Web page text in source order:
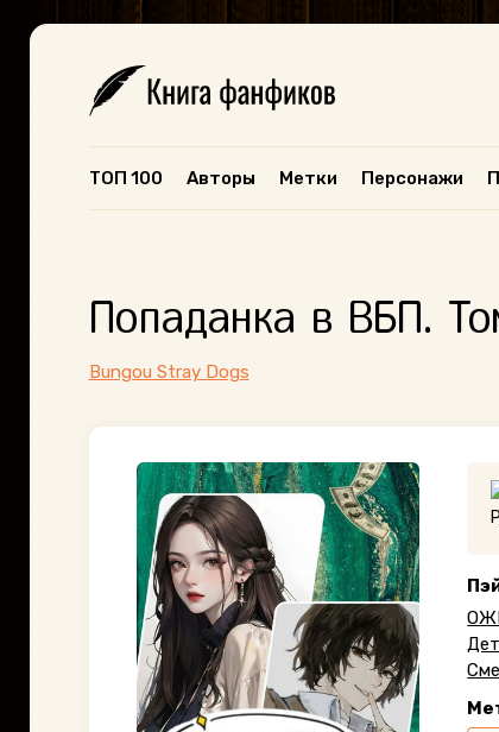
ТОП 100 Авторы Метки Персонажи
Попаданка в ВБП.
Bungou Stray Dogs